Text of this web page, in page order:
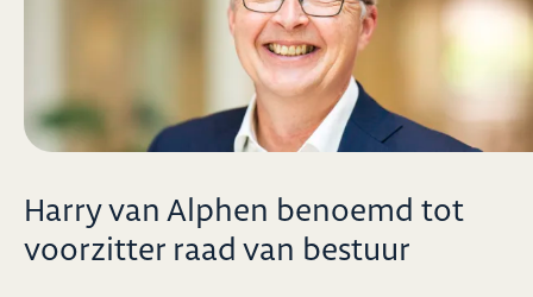
Harry van Alphen benoemd tot
voorzitter raad van bestuur